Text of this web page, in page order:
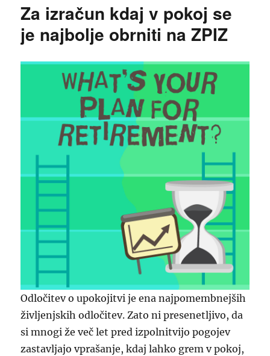
Za izračun kdaj v pokoj se
je najbolje obrniti na ZPIZ
Odločitev o upokojitvi je ena najpomembnejših
življenjskih odločitev. Zato ni presenetljivo, da
si mnogi že več let pred izpolnitvijo pogojev
zastavljajo vprašanje, kdaj lahko grem v pokoj,